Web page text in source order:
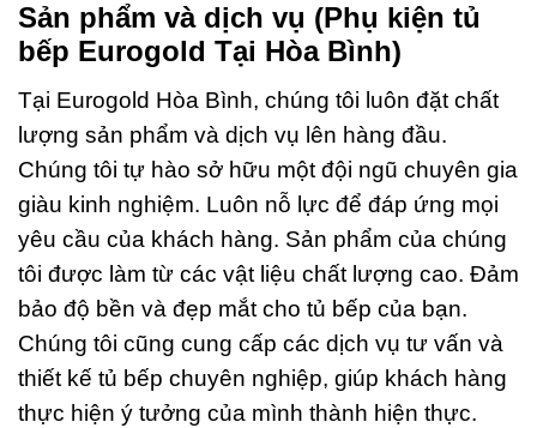
Sản phẩm và dịch vụ (Phụ kiện tủ
bếp Eurogold Tại Hòa Bình)
Tại Eurogold Hòa Bình, chúng tôi luôn đặt chất
lượng sản phẩm và dịch vụ lên hàng đầu.
Chúng tôi tự hào sở hữu một đội ngũ chuyên gia
giàu kinh nghiệm. Luôn nỗ lực để đáp ứng mọi
yêu cầu của khách hàng. Sản phẩm của chúng
tôi được làm từ các vật liệu chất lượng cao. Đảm
bảo độ bền và đẹp mắt cho tủ bếp của bạn.
Chúng tôi cũng cung cấp các dịch vụ tư vấn và
thiết kế tủ bếp chuyên nghiệp, giúp khách hàng
thực hiện ý tưởng của mình thành hiện thực.